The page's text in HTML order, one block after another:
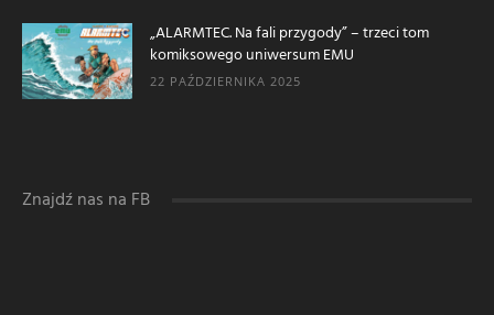
„ALARMTEC. Na fali przygody” – trzeci tom
komiksowego uniwersum EMU
22 PAŹDZIERNIKA 2025
Znajdź nas na FB